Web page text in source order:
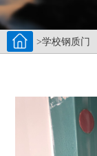
>学校钢质门